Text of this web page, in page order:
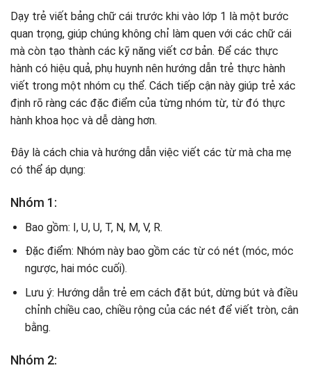
Dạy trẻ viết bảng chữ cái trước khi vào lớp 1 là một bước
quan trọng, giúp chúng không chỉ làm quen với các chữ cái
mà còn tạo thành các kỹ năng viết cơ bản. Để các thực
hành có hiệu quả, phụ huynh nên hướng dẫn trẻ thực hành
viết trong một nhóm cụ thể. Cách tiếp cận này giúp trẻ xác
định rõ ràng các đặc điểm của từng nhóm từ, từ đó thực
hành khoa học và dễ dàng hơn.
Đây là cách chia và hướng dẫn việc viết các từ mà cha mẹ
có thể áp dụng:
Nhóm 1:
Bao gồm: I, U, U, T, N, M, V, R.
Đặc điểm: Nhóm này bao gồm các từ có nét (móc, móc
ngược, hai móc cuối).
Lưu ý: Hướng dẫn trẻ em cách đặt bút, dừng bút và điều
chỉnh chiều cao, chiều rộng của các nét để viết tròn, cân
bằng.
Nhóm 2: